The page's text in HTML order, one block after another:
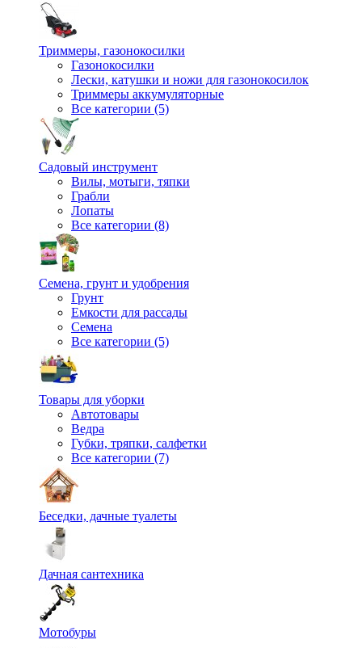
Триммеры, газонокосилки
Газонокосилки
Лески, катушки и ножи для газонокосилок
Триммеры аккумуляторные
Все категории (5)
Садовый инструмент
Вилы, мотыги, тяпки
Грабли
Лопаты
Все категории (8)
Семена, грунт и удобрения
Грунт
Емкости для рассады
Семена
Все категории (5)
Товары для уборки
Автотовары
Ведра
Губки, тряпки, салфетки
Все категории (7)
Беседки, дачные туалеты
Дачная сантехника
Мотобуры